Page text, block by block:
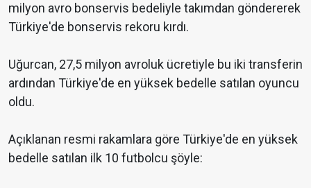
milyon avro bonservis bedeliyle takımdan göndererek
Türkiye'de bonservis rekoru kırdı.
Uğurcan, 27,5 milyon avroluk ücretiyle bu iki transferin
ardından Türkiye'de en yüksek bedelle satılan oyuncu
oldu.
Açıklanan resmi rakamlara göre Türkiye'de en yüksek
bedelle satılan ilk 10 futbolcu şöyle: